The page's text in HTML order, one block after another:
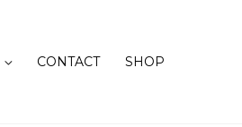
CONTACT SHOP